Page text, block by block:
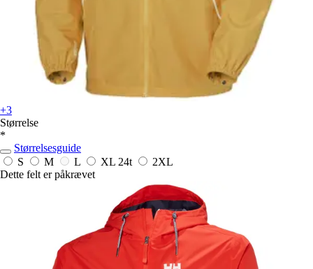
+3
Størrelse
*
Størrelsesguide
S
M L XL 24t
2XL
Dette felt er påkrævet